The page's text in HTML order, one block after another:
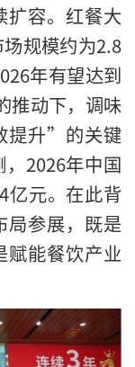
扩容。红餐大
规模约为2.8
年有望达到
推动下，调味
提升”的关键
2026年中国
亿元。在此背
局参展，既是
赋能餐饮产业